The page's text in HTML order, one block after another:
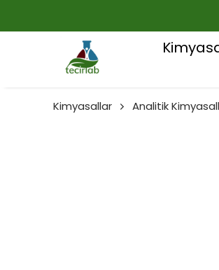
Kimyasallar Analitik